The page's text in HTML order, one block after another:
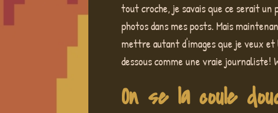
tout croche, je savais que ce serait un
photos dans mes posts. Mais
mettre autant d'images que je veux
dessous comme une vraie journaliste!
On se la coule